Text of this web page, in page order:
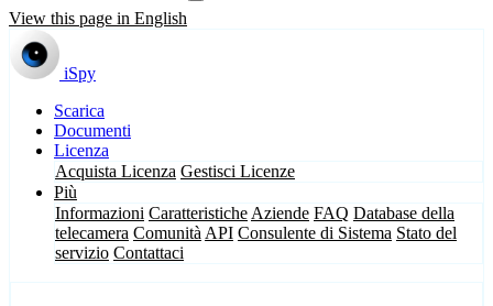
View this page in English
iSpy
Scarica
Documenti
Licenza
Acquista Licenza Gestisci Licenze
Più
Informazioni Caratteristiche Aziende FAQ Database della
telecamera Comunità API Consulente di Sistema Stato del
servizio Contattaci